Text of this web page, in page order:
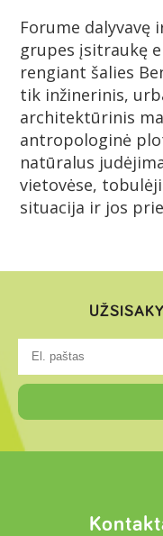
Forume dalyvavę
grupes įsitraukę
rengiant šalies
tik inžinerinis,
architektūrinis
antropologinė
natūralus
vietovėse,
situacija ir jos